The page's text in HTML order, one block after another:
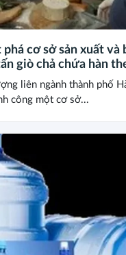
cơ sở sản xuất và
giò chả chứa hàn
liên ngành thành phố
công một cơ sở...